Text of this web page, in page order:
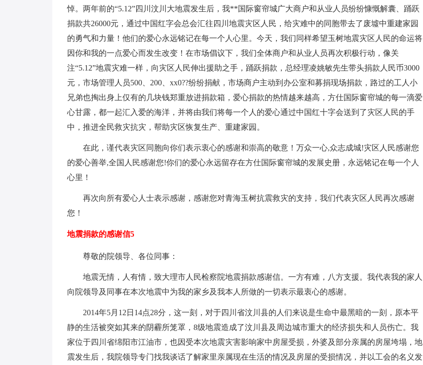
悼。两年前的“5.12”四川汶川大地震发生后，我**国际窗帘城广大商户和从业人员纷纷慷慨解囊、踊跃
捐款共26000元，通过中国红字会总会汇往四川地震灾区人民，给灾难中的同胞带去了废墟中重建家园
的勇气和力量！他们的爱心永远铭记在每一个人心里。今天，我们同样希望玉树地震灾区人民的命运将
因你和我的一点爱心而发生改变！在市场倡议下，我们全体商户和从业人员再次积极行动，像关
注“5.12”地震灾难一样，向灾区人民伸出援助之手，踊跃捐款，总经理凌姚敏先生带头捐款人民币3000
元，市场管理人员500、200、xx0??纷纷捐献，市场商户主动到办公室和募捐现场捐款，路过的工人小
兄弟也掏出身上仅有的几块钱郑重放进捐款箱，爱心捐款的热情越来越高，方仕国际窗帘城的每一滴爱
心甘露，都一起汇入爱的海洋，并将由我们将每一个人的爱心通过中国红十字会送到了灾区人民的手
中，推进全民救灾抗灾，帮助灾区恢复生产、重建家园。
在此，谨代表灾区同胞向你们表示衷心的感谢和崇高的敬意！万众一心,众志成城!灾区人民感谢您
的爱心善举,全国人民感谢您!你们的爱心永远留存在方仕国际窗帘城的发展史册，永远铭记在每一个人
心里！
再次向所有爱心人士表示感谢，感谢您对青海玉树抗震救灾的支持，我们代表灾区人民再次感谢
您！
地震捐款的感谢信5
尊敬的院领导、各位同事：
地震无情，人有情，致大理市人民检察院地震捐款感谢信。一方有难，八方支援。我代表我的家人
向院领导及同事在本次地震中为我的家乡及我本人所做的一切表示最衷心的感谢。
2014年5月12日14点28分，这一刻，对于四川省汶川县的人们来说是生命中最黑暗的一刻，原本平
静的生活被突如其来的阴霾所笼罩，8级地震造成了汶川县及周边城市重大的经济损失和人员伤亡。我
家位于四川省绵阳市江油市，也因受本次地震灾害影响家中房屋受损，外婆及部分亲属的房屋垮塌，地
震发生后，我院领导专门找我谈话了解家里亲属现在生活的情况及房屋的受损情况，并以工会的名义发